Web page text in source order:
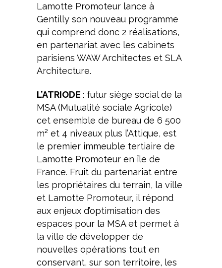
Lamotte Promoteur lance à
Gentilly son nouveau programme
qui comprend donc 2 réalisations,
en partenariat avec les cabinets
parisiens WAW Architectes et SLA
Architecture.
L’ATRIODE : futur siège social de la
MSA (Mutualité sociale Agricole)
cet ensemble de bureau de 6 500
m² et 4 niveaux plus l’Attique, est
le premier immeuble tertiaire de
Lamotte Promoteur en île de
France. Fruit du partenariat entre
les propriétaires du terrain, la ville
et Lamotte Promoteur, il répond
aux enjeux d’optimisation des
espaces pour la MSA et permet à
la ville de développer de
nouvelles opérations tout en
conservant, sur son territoire, les